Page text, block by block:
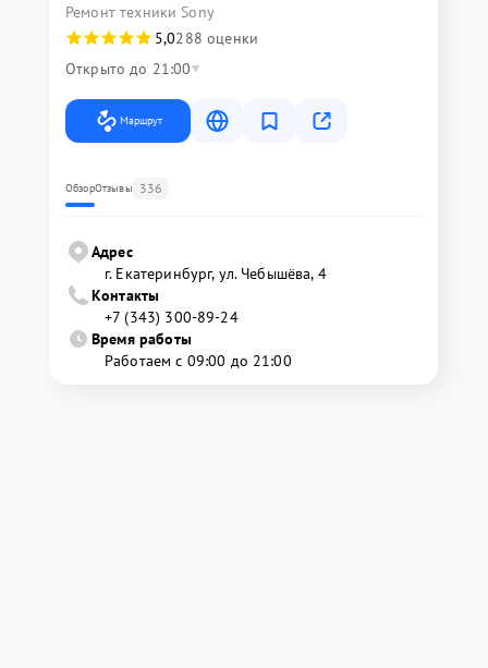
Ремонт техники Sony
5,0288 оценки
Открыто до 21:00
Маршрут
ОбзорОтзывы 336
Адрес
г. Екатеринбург, ул. Чебышёва, 4
Контакты
+7 (343) 300-89-24
Время работы
Работаем с 09:00 до 21:00